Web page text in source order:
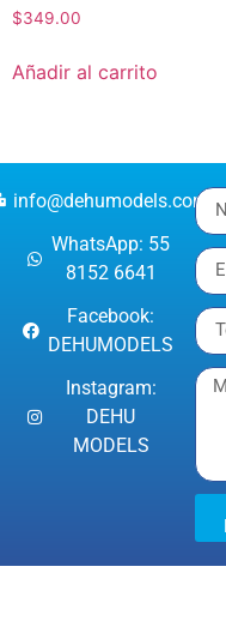
$349.00
Añadir al carrito
info@dehumodels.com
WhatsApp: 55
8152 6641
Facebook:
DEHUMODELS
Instagram:
DEHU
MODELS